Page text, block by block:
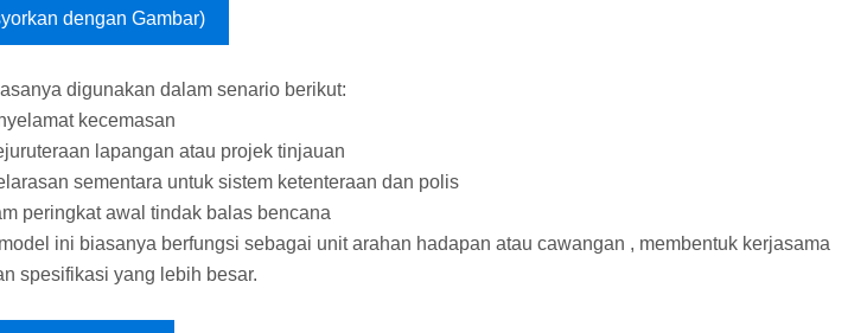
dengan Gambar)
digunakan dalam senario berikut:
kecemasan
lapangan atau projek tinjauan
sementara untuk sistem ketenteraan dan polis
peringkat awal tindak balas bencana
ini biasanya berfungsi sebagai unit arahan hadapan atau cawangan , membentuk kerjasama
spesifikasi yang lebih besar.